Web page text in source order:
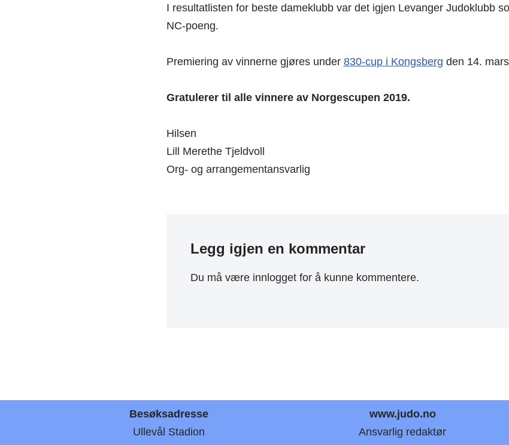
I resultatlisten for beste dameklubb var det igjen Levanger Judoklubb
NC-poeng.
Premiering av vinnerne gjøres under 830-cup i Kongsberg den 14.
Gratulerer til alle vinnere av Norgescupen 2019.
Hilsen
Lill Merethe Tjeldvoll
Org- og arrangementansvarlig
Legg igjen en kommentar
Du må være innloggetfor å kunne kommentere.
Besøksadresse
Ullevål Stadion
www.judo.no
Ansvarlig redaktør